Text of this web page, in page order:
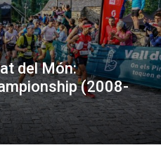
del Món:
(2008-